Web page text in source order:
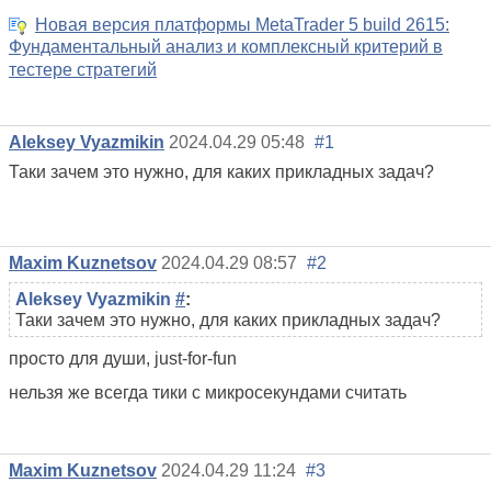
Новая версия платформы MetaTrader 5 build 2615:
Фундаментальный анализ и комплексный критерий в
тестере стратегий
Aleksey Vyazmikin 2024.04.29 05:48 #1
Таки зачем это нужно, для каких прикладных задач?
Maxim Kuznetsov 2024.04.29 08:57 #2
Aleksey Vyazmikin #:
Таки зачем это нужно, для каких прикладных задач?
просто для души, just-for-fun
нельзя же всегда тики с микросекундами считать
Maxim Kuznetsov 2024.04.29 11:24 #3